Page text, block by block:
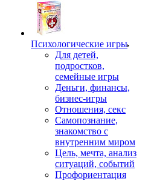
Психологические игры
Для детей,
подростков,
семейные игры
Деньги, финансы,
бизнес-игры
Отношения, секс
Самопознание,
знакомство с
внутренним миром
Цель, мечта, анализ
ситуаций, событий
Профориентация